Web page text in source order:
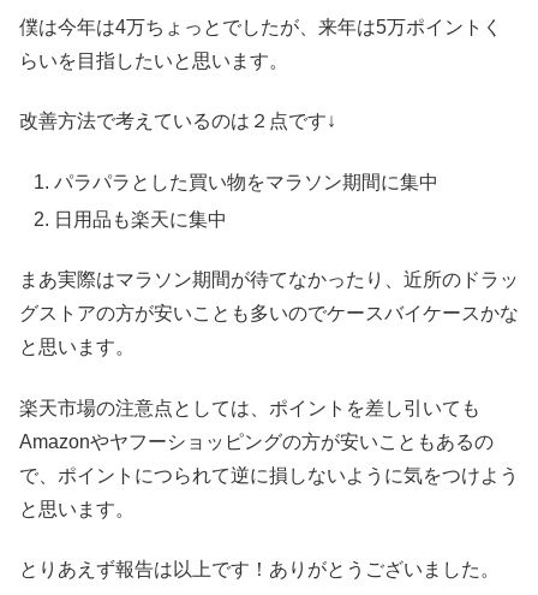
僕は今年は4万ちょっとでしたが、来年は5万ポイントく
らいを目指したいと思います。
改善方法で考えているのは２点です↓
パラパラとした買い物をマラソン期間に集中
日用品も楽天に集中
まあ実際はマラソン期間が待てなかったり、近所のドラッ
グストアの方が安いことも多いのでケースバイケースかな
と思います。
楽天市場の注意点としては、ポイントを差し引いても
Amazonやヤフーショッピングの方が安いこともあるの
で、ポイントにつられて逆に損しないように気をつけよう
と思います。
とりあえず報告は以上です！ありがとうございました。